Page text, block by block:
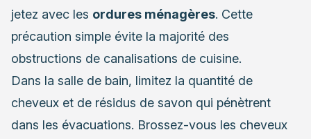
jetez avec les ordures ménagères. Cette
précaution simple évite la majorité des
obstructions de canalisations de cuisine.
Dans la salle de bain, limitez la quantité de
cheveux et de résidus de savon qui pénètrent
dans les évacuations. Brossez-vous les cheveux